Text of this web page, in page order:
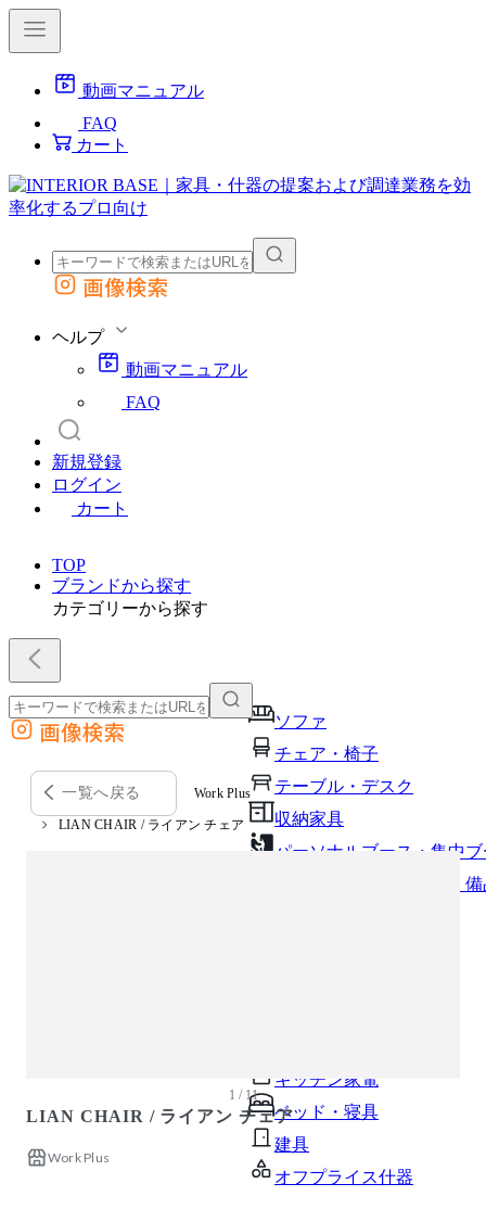
動画マニュアル
FAQ
カート
外部サイトの商品をカートに追加
画像検索
ヘルプ
動画マニュアル
FAQ
新規登録
ログイン
カート
TOP
ブランドから探す
カテゴリーから探す
ソファ
チェア・椅子
テーブル・デスク
収納家具
パーソナルブース・集中
オフィスアクセサリー・
キッチン家電
ベッド・寝具
建具
オフプライス什器
外部サイトの商品をカートに追加
他のサイトで見つけた商品ページのURLを貼り付けて、カートに追加できます
画像検索
一覧へ戻る Work Plus
LIAN CHAIR / ライアン チェア
1 / 11
LIAN CHAIR / ライアン チェア
Work Plus